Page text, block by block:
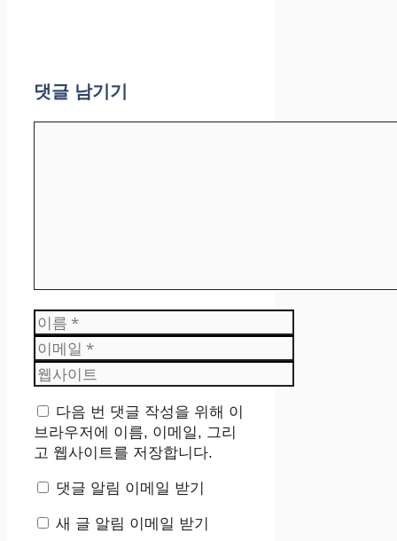
댓글 남기기
이
름
이
메
일
웹
사
이
트
다음 번 댓글 작성을 위해 이
브라우저에 이름, 이메일, 그리
고 웹사이트를 저장합니다.
댓글 알림 이메일 받기
새 글 알림 이메일 받기